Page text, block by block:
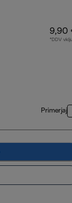
9,90
*DDV
Primerjaj